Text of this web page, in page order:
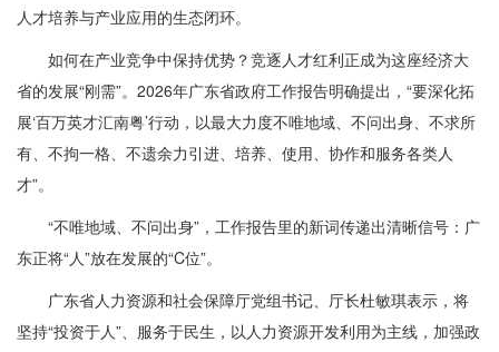
人才培养与产业应用的生态闭环。
如何在产业竞争中保持优势？竞逐人才红利正成为这座经济大
省的发展“刚需”。2026年广东省政府工作报告明确提出，“要深化拓
展‘百万英才汇南粤’行动，以最大力度不唯地域、不问出身、不求所
有、不拘一格、不遗余力引进、培养、使用、协作和服务各类人
才”。
“不唯地域、不问出身”，工作报告里的新词传递出清晰信号：广
东正将“人”放在发展的“C位”。
广东省人力资源和社会保障厅党组书记、厅长杜敏琪表示，将
坚持“投资于人”、服务于民生，以人力资源开发利用为主线，加强政